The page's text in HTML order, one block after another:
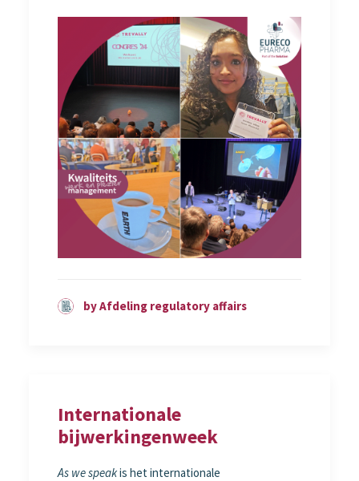
by Afdeling regulatory affairs
Internationale
bijwerkingenweek
As we speakis het internationale